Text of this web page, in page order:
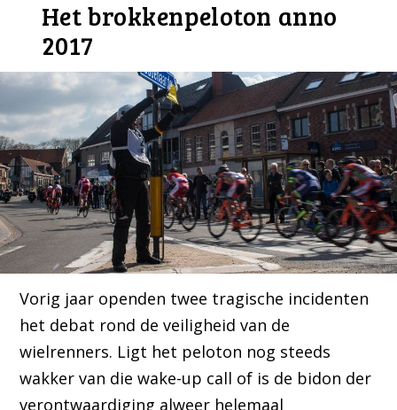
Het brokkenpeloton anno
2017
Vorig jaar openden twee tragische incidenten
het debat rond de veiligheid van de
wielrenners. Ligt het peloton nog steeds
wakker van die wake-up call of is de bidon der
verontwaardiging alweer helemaal